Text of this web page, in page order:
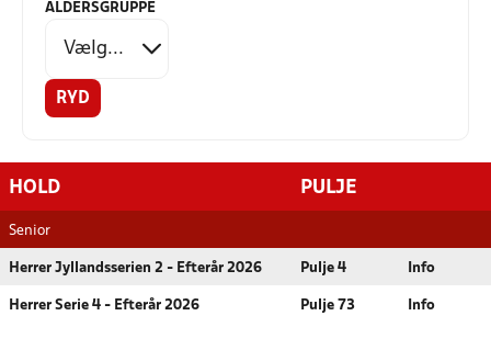
ALDERSGRUPPE
RYD
HOLD PULJE
Senior
Herrer Jyllandsserien 2 - Efterår 2026 Pulje 4 Info
Herrer Serie 4 - Efterår 2026 Pulje 73 Info